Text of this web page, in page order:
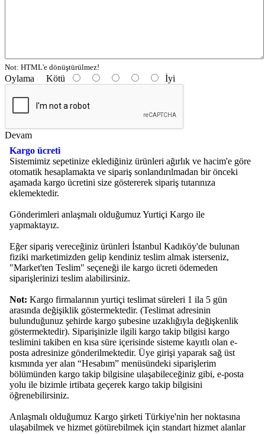
Not: HTML'e dönüştürülmez!
Oylama Kötü İyi
Devam